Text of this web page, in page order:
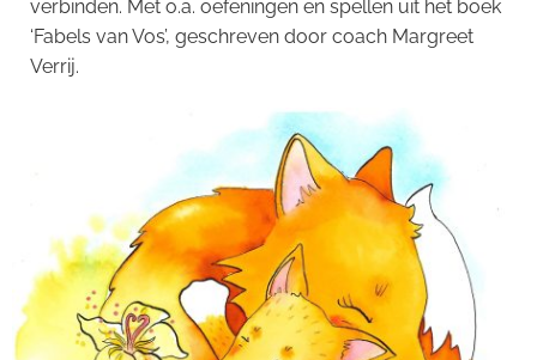
verbinden. Met o.a. oefeningen en spellen uit het boek
‘Fabels van Vos’, geschreven door coach Margreet
Verrij.